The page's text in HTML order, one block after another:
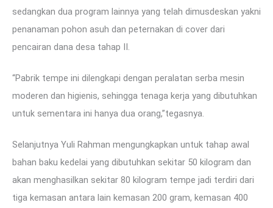
sedangkan dua program lainnya yang telah dimusdeskan yakni
penanaman pohon asuh dan peternakan di cover dari
pencairan dana desa tahap II.
“Pabrik tempe ini dilengkapi dengan peralatan serba mesin
moderen dan higienis, sehingga tenaga kerja yang dibutuhkan
untuk sementara ini hanya dua orang,”tegasnya.
Selanjutnya Yuli Rahman mengungkapkan untuk tahap awal
bahan baku kedelai yang dibutuhkan sekitar 50 kilogram dan
akan menghasilkan sekitar 80 kilogram tempe jadi terdiri dari
tiga kemasan antara lain kemasan 200 gram, kemasan 400